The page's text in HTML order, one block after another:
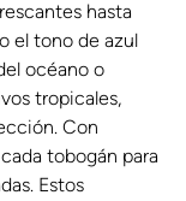
hasta
el tono de azul
océano o
tropicales,
Con
tobogán para
Estos